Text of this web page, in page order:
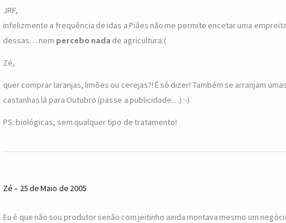
JRF,
infelizmente a frequência de idas a Piães não me permite encetar uma
dessas… nem percebo nada de agricultura:(
Zé,
quer comprar laranjas, limões ou cerejas?! É só dizer! Também se arranjam
castanhas lá para Outubro (passe a publicidade…) :-)
PS: biológicas, sem qualquer tipo de tratamento!
Zé 25 de Maio de 2005
Eu é que não sou produtor senão com jeitinho ainda montava mesmo um